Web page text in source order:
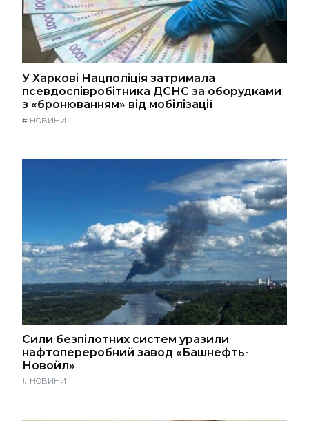
У Харкові Нацполіція затримала
псевдоспівробітника ДСНС за оборудками
з «бронюванням» від мобілізації
# НОВИНИ
Сили безпілотних систем уразили
нафтопереробний завод «Башнефть-
Новойл»
# НОВИНИ